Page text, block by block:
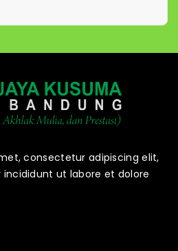
consectetur adipiscing elit,
ut labore et dolore